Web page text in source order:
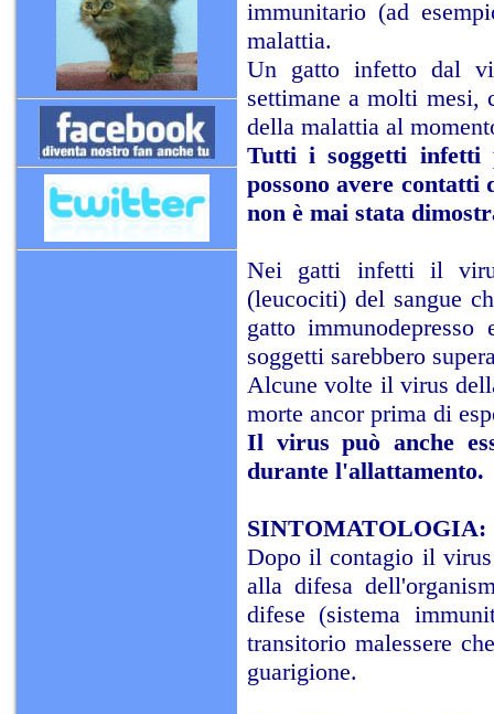
immunitario (ad
malattia.
Un gatto infetto dal
settimane a molti mesi,
della malattia al
Tutti i soggetti infetti
possono avere
non è mai stata
Nei gatti infetti il
(leucociti) del sangue
gatto
soggetti sarebbero
Alcune volte il virus
morte ancor prima di
Il virus può anche
durante l'allattamento.
SINTOMATOLOGIA:
Dopo il contagio il virus
alla difesa
difese (sistema
transitorio malessere
guarigione.